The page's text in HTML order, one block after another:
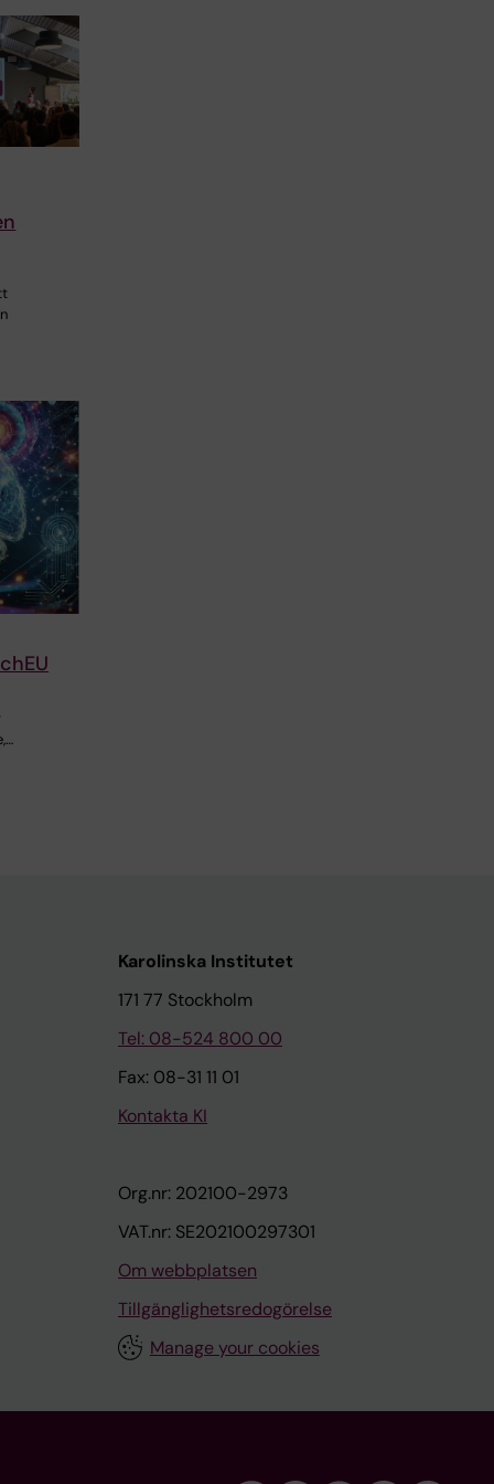
Karolinska Institutet
171 77 Stockholm
Tel: 08-524 800 00
Fax: 08-31 11 01
Kontakta KI
Org.nr: 202100-2973
VAT.nr: SE202100297301
Om webbplatsen
Tillgänglighetsredogörelse
Manage your cookies